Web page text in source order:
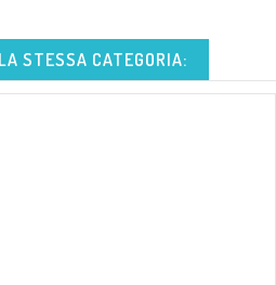
STESSA CATEGORIA: